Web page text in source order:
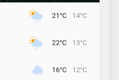
21°C 14°C
22°C 13°C
16°C 12°C